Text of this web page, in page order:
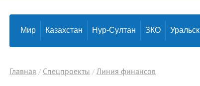
Мир Казахстан Нур-Султан ЗКО Уральск
Главная Спецпроекты Линия финансов